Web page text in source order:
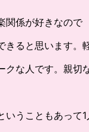
関係が好きなので
きると思います。
クな人です。親切
うこともあって1